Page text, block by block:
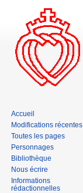
Accueil
Modifications récentes
Toutes les pages
Personnages
Bibliothèque
Nous écrire
Informations
rédactionnelles